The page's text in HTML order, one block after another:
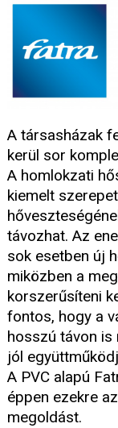
A társasházak
kerül sor
A homlokzati
kiemelt
távozhat. Az
sok esetben új
miközben a
korszerűsíteni
fontos, hogy a
hosszú távon is
jól
A PVC alapú
éppen ezekre
megoldást.